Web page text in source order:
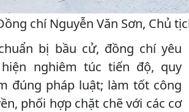
chí Nguyễn Văn Sơn, Chủ
bị bầu cử, đồng chí yêu
nghiêm túc tiến độ, quy
đúng pháp luật; làm tốt công
phối hợp chặt chẽ với các cơ